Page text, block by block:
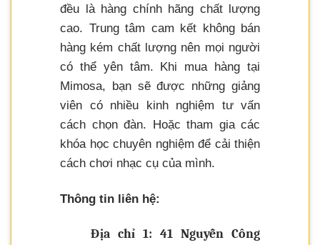
đều là hàng chính hãng chất lượng
cao. Trung tâm cam kết không bán
hàng kém chất lượng nên mọi người
có thể yên tâm. Khi mua hàng tại
Mimosa, bạn sẽ được những giảng
viên có nhiều kinh nghiệm tư vấn
cách chọn đàn. Hoặc tham gia các
khóa học chuyên nghiệm để cải thiện
cách chơi nhạc cụ của mình.
Thông tin liên hệ:
Địa chỉ 1: 41 Nguyễn Công